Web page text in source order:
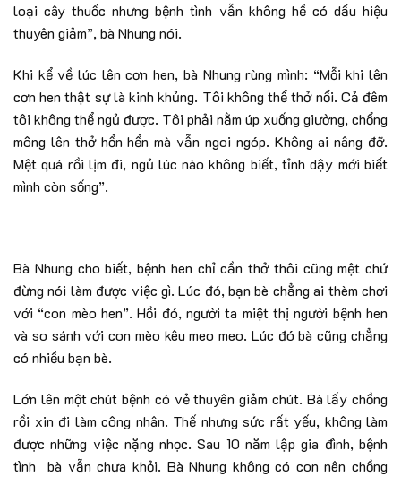
loại cây thuốc nhưng bệnh tình vẫn không hề có dấu hiệu
thuyên giảm”, bà Nhung nói.
Khi kể về lúc lên cơn hen, bà Nhung rùng mình: “Mỗi khi lên
cơn hen thật sự là kinh khủng. Tôi không thể thở nổi. Cả đêm
tôi không thể ngủ được. Tôi phải nằm úp xuống giường, chổng
mông lên thở hổn hển mà vẫn ngoi ngóp. Không ai nâng đỡ.
Mệt quá rồi lịm đi, ngủ lúc nào không biết, tỉnh dậy mới biết
mình còn sống”.
Bà Nhung cho biết, bệnh hen chỉ cần thở thôi cũng mệt chứ
đừng nói làm được việc gì. Lúc đó, bạn bè chẳng ai thèm chơi
với “con mèo hen”. Hồi đó, người ta miệt thị người bệnh hen
và so sánh với con mèo kêu meo meo. Lúc đó bà cũng chẳng
có nhiều bạn bè.
Lớn lên một chút bệnh có vẻ thuyên giảm chút. Bà lấy chồng
rồi xin đi làm công nhân. Thế nhưng sức rất yếu, không làm
được những việc nặng nhọc. Sau 10 năm lập gia đình, bệnh
tình bà vẫn chưa khỏi. Bà Nhung không có con nên chồng